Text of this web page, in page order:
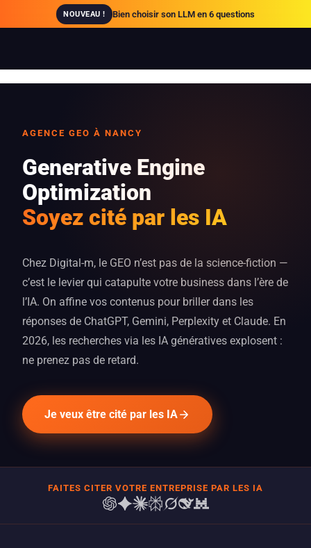
NOUVEAU ! Bien choisir son LLM en 6 questions
AGENCE GEO À NANCY
Generative Engine
Optimization
Soyez cité par les IA
Chez Digital-m, le GEO n’est pas de la science-fiction —
c’est le levier qui catapulte votre business dans l’ère de
l’IA. On affine vos contenus pour briller dans les
réponses de ChatGPT, Gemini, Perplexity et Claude. En
2026, les recherches via les IA génératives explosent :
ne prenez pas de retard.
Je veux être cité par les IA
FAITES CITER VOTRE ENTREPRISE PAR LES IA